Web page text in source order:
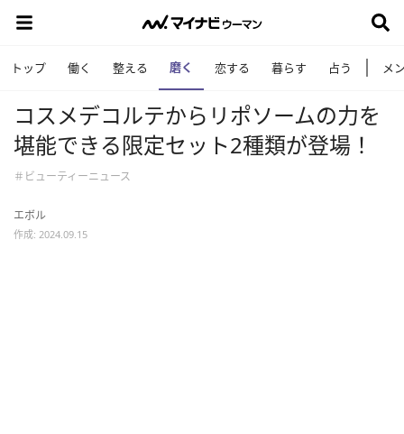
トップ 働く 整える 磨く 恋する 暮らす 占う メ
コスメデコルテからリポソームの力を
堪能できる限定セット2種類が登場！
＃ビューティーニュース
エボル
作成: 2024.09.15